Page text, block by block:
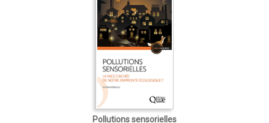
Pollutions sensorielles